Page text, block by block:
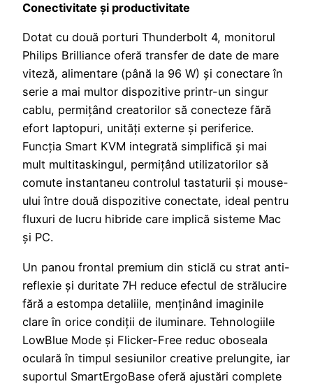
Conectivitate și productivitate
Dotat cu două porturi Thunderbolt 4, monitorul
Philips Brilliance oferă transfer de date de mare
viteză, alimentare (până la 96 W) și conectare în
serie a mai multor dispozitive printr-un singur
cablu, permițând creatorilor să conecteze fără
efort laptopuri, unități externe și periferice.
Funcția Smart KVM integrată simplifică și mai
mult multitaskingul, permițând utilizatorilor să
comute instantaneu controlul tastaturii și mouse-
ului între două dispozitive conectate, ideal pentru
fluxuri de lucru hibride care implică sisteme Mac
și PC.
Un panou frontal premium din sticlă cu strat anti-
reflexie și duritate 7H reduce efectul de strălucire
fără a estompa detaliile, menținând imaginile
clare în orice condiții de iluminare. Tehnologiile
LowBlue Mode și Flicker-Free reduc oboseala
oculară în timpul sesiunilor creative prelungite, iar
suportul SmartErgoBase oferă ajustări complete